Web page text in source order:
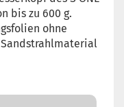
bis zu 600 g.
ohne